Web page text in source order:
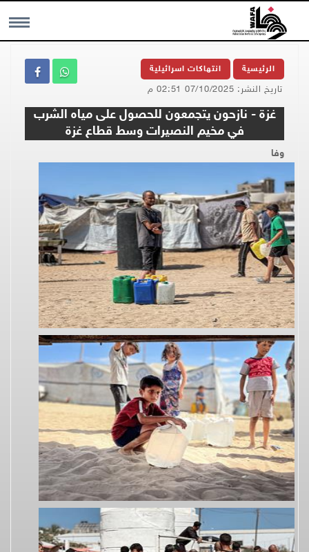
MENU الرئيسية انتهاكات اسرائيلية
تاريخ النشر: 07/10/2025 02:51 م
غزة - نازحون يتجمعون للحصول على مياه الشرب
في مخيم النصيرات وسط قطاع غزة
وفا